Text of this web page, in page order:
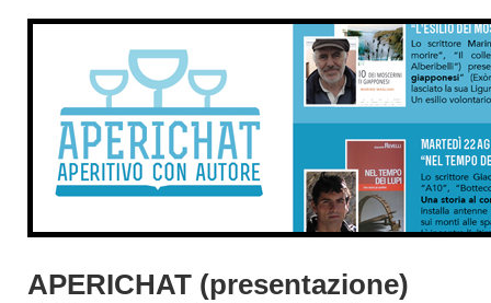
APERICHAT (presentazione)